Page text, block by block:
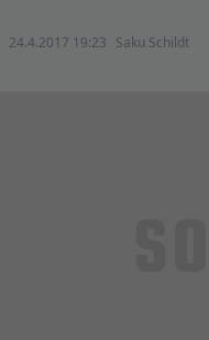
24.4.2017 19:23 Saku Schildt